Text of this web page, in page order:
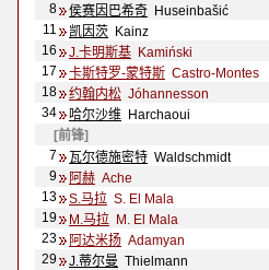
8
侯赛因巴希奇 Huseinbašić
11
凯因茨 Kainz
16
J.卡明斯基 Kamiński
17
卡斯特罗-蒙特斯 Castro-Montes
18
约翰内松 Jóhannesson
34
哈尔沙维 Harchaoui
[前锋]
7
瓦尔德施密特 Waldschmidt
9
阿赫 Ache
13
S.马拉 S. El Mala
19
M.马拉 M. El Mala
23
阿达米扬 Adamyan
29
J.蒂尔曼 Thielmann